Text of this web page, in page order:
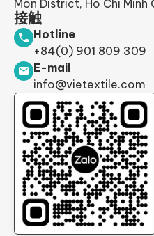
Mon District, Ho Chi Minh
接触
Hotline
+84(0) 901 809 309
E-mail
info@vietextile.com